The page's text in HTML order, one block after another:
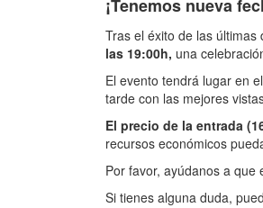
¡Tenemos nueva
Tras el éxito de las
las 19:00h, una
El evento tendrá lugar en el
tarde con las mejores
El precio de la entrada
recursos económicos
Por favor, ayúdanos a
Si tienes alguna duda,